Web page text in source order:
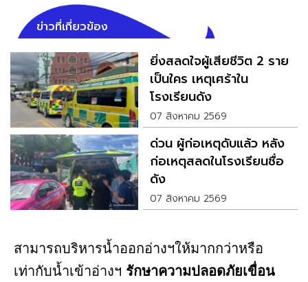
ข่าวที่เกี่ยวข้อง
ยิ่งสลดใจผู้เสียชีวิต 2 ราย
เป็นใคร เหตุเศร้าใน
โรงเรียนดัง
07 สิงหาคม 2569
ด่วน ผู้ก่อเหตุดับแล้ว หลัง
ก่อเหตุสลดในโรงเรียนชื่อ
ดัง
07 สิงหาคม 2569
สามารถบริหารน้ำออกอ่างฯให้มากกว่าหรือ
เท่ากับน้ำเข้าอ่างฯ รักษาความปลอดภัยเขื่อน